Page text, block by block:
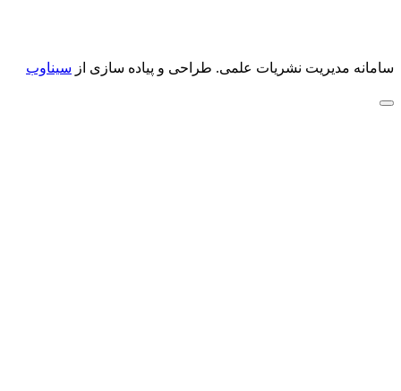
سامانه مدیریت نشریات علمی. طراحی و پیاده سازی از سیناوب